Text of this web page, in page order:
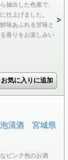
抽出した色素で、
仕上げました。
味あふれる甘味と
香りをお楽しみい
泡清酒 宮城県
ピンク色のお酒